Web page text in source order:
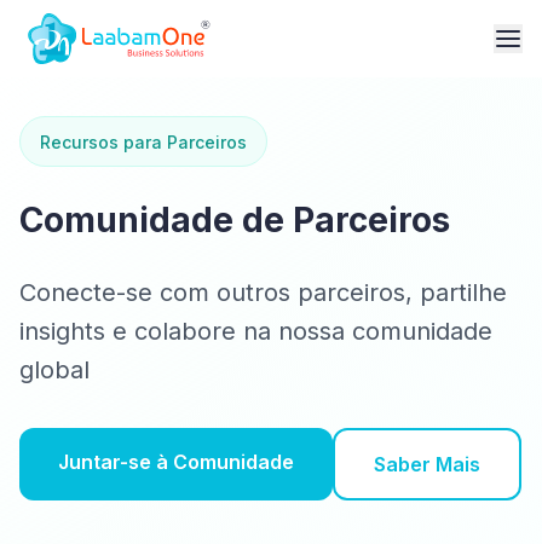
Recursos para Parceiros
Comunidade de Parceiros
Conecte-se com outros parceiros, partilhe
insights e colabore na nossa comunidade
global
Juntar-se à Comunidade Saber Mais